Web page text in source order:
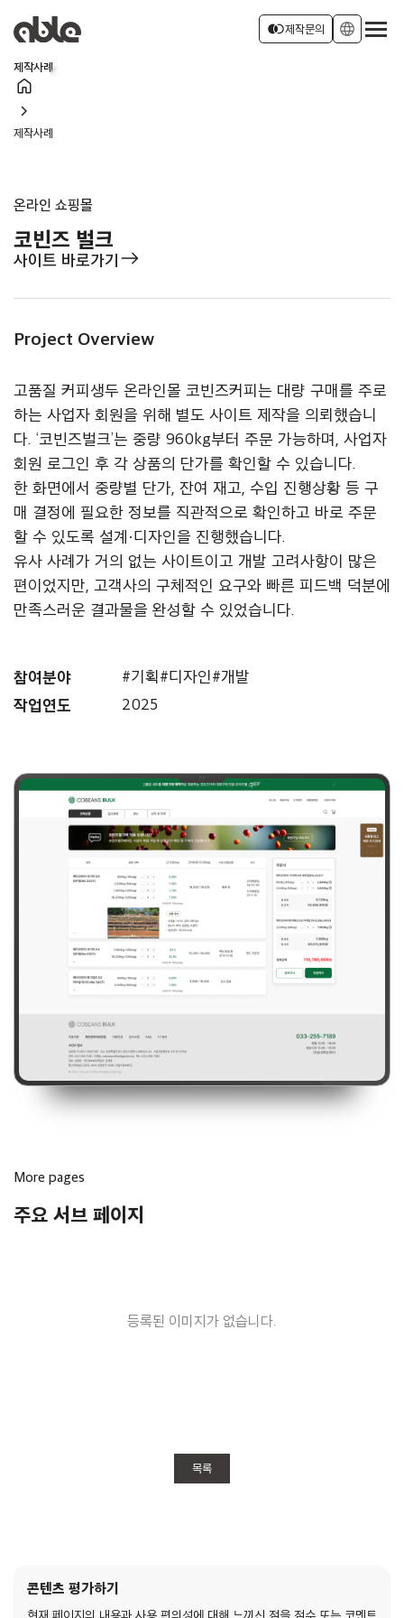
join_left제작문의 language
제작사례
home
chevron_right
제작사례
온라인 쇼핑몰
코빈즈 벌크
사이트 바로가기east
Project Overview
고품질 커피생두 온라인몰 코빈즈커피는 대량 구매를 주로
하는 사업자 회원을 위해 별도 사이트 제작을 의뢰했습니
다. ‘코빈즈벌크’는 중량 960kg부터 주문 가능하며, 사업자
회원 로그인 후 각 상품의 단가를 확인할 수 있습니다.
한 화면에서 중량별 단가, 잔여 재고, 수입 진행상황 등 구
매 결정에 필요한 정보를 직관적으로 확인하고 바로 주문
할 수 있도록 설계·디자인을 진행했습니다.
유사 사례가 거의 없는 사이트이고 개발 고려사항이 많은
편이었지만, 고객사의 구체적인 요구와 빠른 피드백 덕분에
만족스러운 결과물을 완성할 수 있었습니다.
참여분야 #기획#디자인#개발
작업연도 2025
More pages
주요 서브 페이지
등록된 이미지가 없습니다.
목록
콘텐츠 평가하기
현재 페이지의 내용과 사용 편의성에 대해 느끼신 점을 점수 또는 코멘트